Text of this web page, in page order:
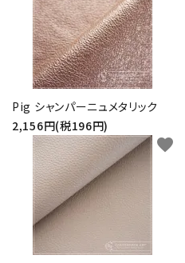
Pig シャンパーニュメタリック
2,156円(税196円)
favorite